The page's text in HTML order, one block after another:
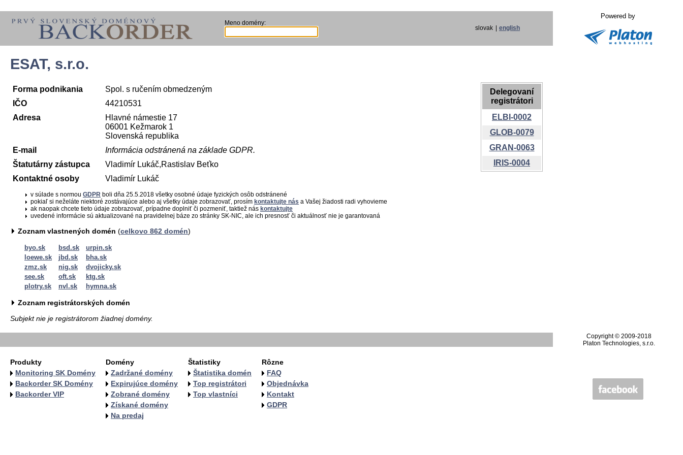
Meno domény:
slovak english
Powered by
ESAT, s.r.o.
Forma podnikania
Spol. s ručením obmedzeným
IČO
44210531
Adresa
Hlavné námestie 17
06001 Kežmarok 1
Slovenská republika
E-mail
Informácia odstránená na základe GDPR.
Štatutárny zástupca
Vladimír Lukáč,Rastislav Beťko
Kontaktné osoby
Vladimír Lukáč
v súlade s normou GDPR boli dňa 25.5.2018 všetky osobné údaje fyzických osôb odstránené
pokiaľ si neželáte niektoré zostávajúce alebo aj všetky údaje zobrazovať, prosím kontaktujte nás a Vašej žiadosti radi vyhovieme
ak naopak chcete tieto údaje zobrazovať, prípadne doplniť či pozmeniť, taktiež nás kontaktujte
uvedené informácie sú aktualizované na pravidelnej báze zo stránky SK-NIC, ale ich presnosť či aktuálnosť nie je garantovaná
Zoznam vlastnených domén (celkovo 862 domén)
byo.sk bsd.sk
urpin.sk
loewe.sk
jbd.sk
bha.sk
zmz.sk
nig.sk
dvojicky.sk
see.sk
oft.sk
ktg.sk
plotry.sk
nvl.sk hymna.sk
Zoznam registrátorských domén
Subjekt nie je registrátorom žiadnej domény.
Delegovaní
registrátori
ELBI-0002
GLOB-0079
GRAN-0063
IRIS-0004
Copyright © 2009-2018
Platon Technologies, s.r.o.
Produkty
Monitoring SK Domény
Backorder SK Domény
Backorder VIP
Domény
Zadržané domény
Expirujúce domény
Zobrané domény
Získané domény
Na predaj
Štatistiky
Štatistika domén
Top registrátori
Top vlastníci
Rôzne
FAQ
Objednávka
Kontakt
GDPR